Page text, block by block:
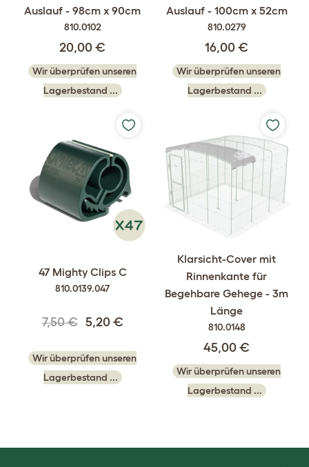
Auslauf - 98cm x 90cm
810.0102
20,00 €
Wir überprüfen unseren
Lagerbestand ...
Auslauf - 100cm x 52cm
810.0279
16,00 €
Wir überprüfen unseren
Lagerbestand ...
47 Mighty Clips C
810.0139.047
7,50 € 5,20 €
Wir überprüfen unseren
Lagerbestand ...
Klarsicht-Cover mit
Rinnenkante für
Begehbare Gehege - 3m
Länge
810.0148
45,00 €
Wir überprüfen unseren
Lagerbestand ...